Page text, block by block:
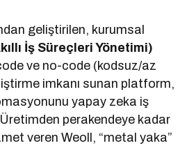
geliştirilen, kurumsal
İş Süreçleri Yönetimi)
ve no-code (kodsuz/az
imkanı sunan platform,
yapay zeka iş
Üretimden perakendeye kadar
veren Weoll, “metal yaka”